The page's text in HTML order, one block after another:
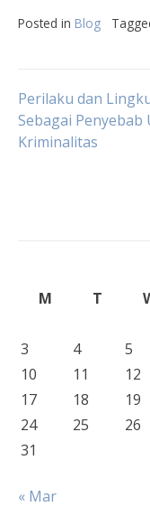
Posted in Blog
Post
Perilaku dan
Sebagai Penyebab
Kriminalitas
M
T
3
4 5
10
11 12
17
18 19
24
25 26
31
« Mar